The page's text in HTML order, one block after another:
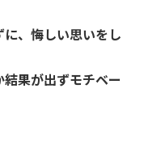
に、悔しい思いをし
結果が出ずモチベー